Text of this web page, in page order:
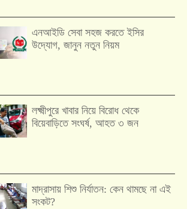
এনআইডি সেবা সহজ করতে ইসির
উদ্যোগ, জানুন নতুন নিয়ম
লক্ষ্মীপুরে খাবার নিয়ে বিরোধ থেকে
বিয়েবাড়িতে সংঘর্ষ, আহত ৩ জন
মাদ্রাসায় শিশু নির্যাতন: কেন থামছে না এই
সংকট?